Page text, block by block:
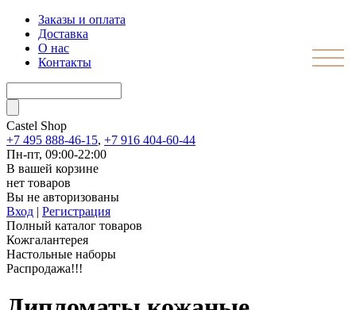
Заказы и оплата
Доставка
О нас
Контакты
Castel Shop
+7 495 888-46-15, +7 916 404-60-44
Пн-пт, 09:00-22:00
В вашей корзине
нет товаров
Вы не авторизованы
Вход | Регистрация
Полный каталог товаров
Кожгалантерея
Настольные наборы
Распродажа!!!